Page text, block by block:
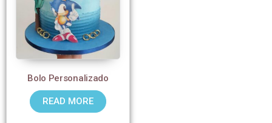
Bolo Personalizado
READ MORE